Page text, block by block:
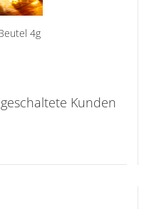
4g
Kunden